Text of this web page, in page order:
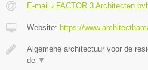
E-mail › FACTOR 3 Architecten
Website: https://
Algemene architectuur voor de
de ▼